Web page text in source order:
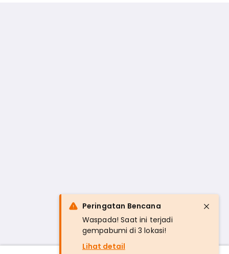
Peringatan Bencana
Waspada! Saat ini terjadi
gempabumi di 3 lokasi!
Lihat detail